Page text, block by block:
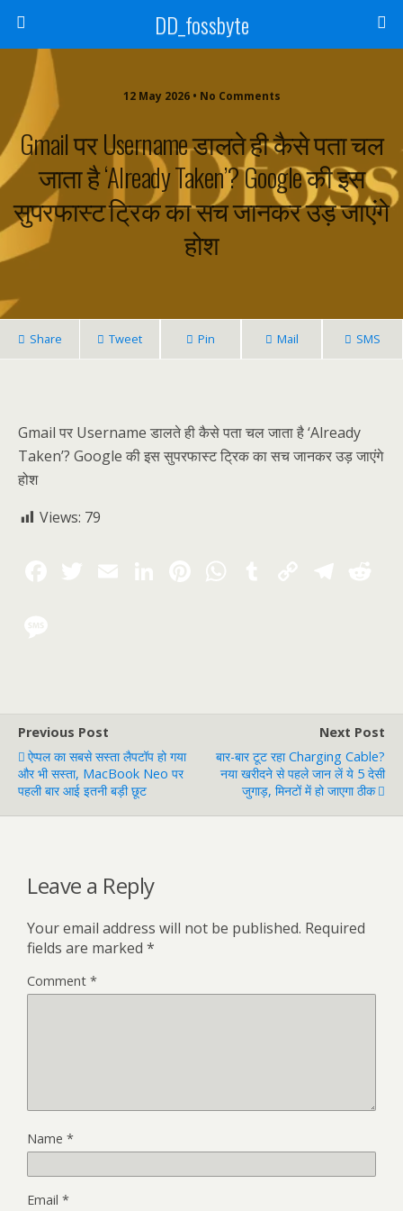
DD_fossbyte
12 May 2026 • No Comments
Gmail पर Username डालते ही कैसे पता चल
जाता है ‘Already Taken’? Google की इस
सुपरफास्ट ट्रिक का सच जानकर उड़ जाएंगे
होश
Share Tweet Pin Mail SMS
Gmail पर Username डालते ही कैसे पता चल जाता है ‘Already
Taken’? Google की इस सुपरफास्ट ट्रिक का सच जानकर उड़ जाएंगे
होश
Views: 79
Previous Post
ऐप्पल का सबसे सस्ता लैपटॉप हो गया
और भी सस्ता, MacBook Neo पर
पहली बार आई इतनी बड़ी छूट
Next Post
बार-बार टूट रहा Charging Cable?
नया खरीदने से पहले जान लें ये 5 देसी
जुगाड़, मिनटों में हो जाएगा ठीक
Leave a Reply
Your email address will not be published. Required
fields are marked *
Comment *
Name *
Email *